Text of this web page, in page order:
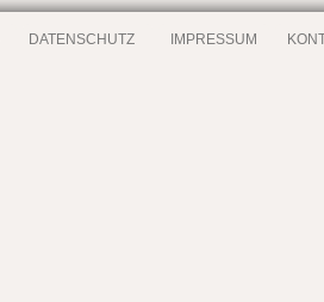
DATENSCHUTZ IMPRESSUM